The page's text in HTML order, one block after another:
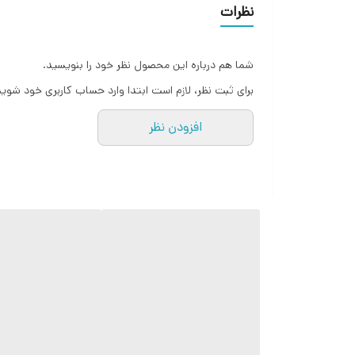
استقبال گرم مردم از طراحی نوستالژیک و کارایی بالا،
نظرات
شما هم درباره این محصول نظر خود را بنویسید.
برای ثبت نظر، لازم است ابتدا وارد حساب کاربری خود
افزودن نظر